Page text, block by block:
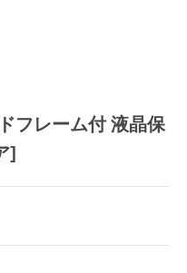
フレーム付 液晶保
]